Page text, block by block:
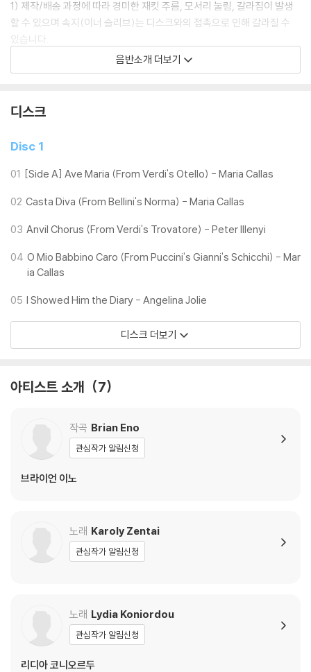
1) 제작/배송 과정에 따라 경미한 재킷 주름, 모서리 눌림, 갈라짐이 발생
할 수 있으며 속지(이너 슬리브)는 디스크와의 접촉으로 인해 갈라질 수
있습니다.
외관상 불량 확인되는 상품을 개봉 시엔 반품/교환 처리 불가합니다.
2) 디스크 라벨은 공정상 매끄럽게 부착되지 않을 수도 있으며 겉포장 비
3) 일본 제작 LP는 대부분 겉비닐이 밀봉되어 있지 않습니다.
4) 디지털 다운로드 코드는 본사에서 공지 없이 증정 종료될 수 있습니다.
1) 침압 조절 기능이 없는 턴테이블을 사용하시는 경우, (주로 올인원 형태
수 있습니다.
기기 문제로 인해 발생하는 재생 불량 현상에 대해서는 반품/교환이 불가
하니 침압 조절이 가능한 기기에서 재생하실 것을 권유 드립니다.
2) 디스크는 정전기와 먼지로 인해 재생이 원활하지 않은 경우가 있습니
다. 전용 제품으로 이를 제거하면 대부분 해결됩니다.
※ 디스크 외관 불량
1) 열을 가하여 제작하는 바이닐 공정 특성상 디스크 표면이 미세하게 울
가능합니다.
지되도록 디스크 센터 홀 구경이 작게 제작되는 경우가 있습니다. 턴테이
블 스핀들에 맞지 않는 경우에는 전용 제품 등을 이용하여 센터 홀을 조정
하시면 해결됩니다.
3) 디스크에 미세한 잔 흠집이 남아있거나 인쇄 면이 깨끗하지 않은 경우
아래에 해당하는 경우는 불량이 아니므로 개봉 후 반품/교환이 불가합니
3) 컬러 디스크는 제작 과정에서 다른 색상 염료가 섞여 얼룩과 번짐, 반점
음반소개 더보기
디스크
Disc 1
01 [Side A] Ave Maria (From Verdi's Otello) - Maria Callas
02 Casta Diva (From Bellini's Norma) - Maria Callas
03 Anvil Chorus (From Verdi's Trovatore) - Peter Illenyi
04 O Mio Babbino Caro (From Puccini's Gianni's Schicchi) - Mar
ia Callas
05 I Showed Him the Diary - Angelina Jolie
디스크 더보기
아티스트 소개 7
작곡 Brian Eno
관심작가 알림신청
브라이언 이노
노래 Karoly Zentai
관심작가 알림신청
노래 Lydia Koniordou
관심작가 알림신청
리디아 코니오르두